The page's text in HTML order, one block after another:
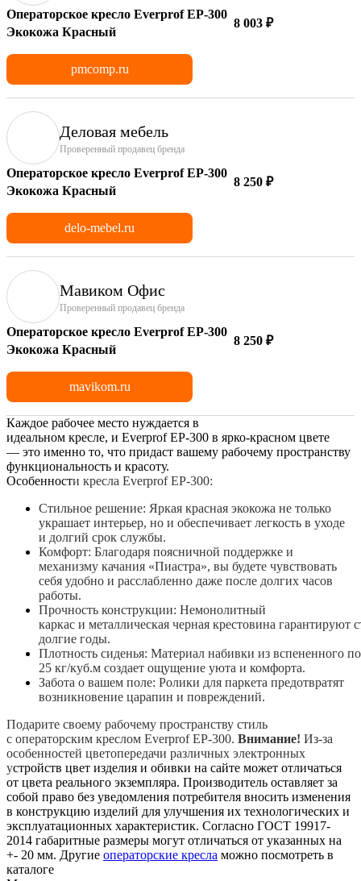
Операторское кресло Everprof EP-300
Экокожа Красный
8 003 ₽
pmcomp.ru
Деловая мебель
Проверенный продавец бренда
Операторское кресло Everprof EP-300
Экокожа Красный
8 250 ₽
delo-mebel.ru
Мавиком Офис
Проверенный продавец бренда
Операторское кресло Everprof EP-300
Экокожа Красный
8 250 ₽
mavikom.ru
Каждое рабочее место нуждается в
идеальном кресле, и Everprof EP-300 в ярко-красном цвете
— это именно то, что придаст вашему рабочему пространству
функциональность и красоту.
Особенности кресла Everprof EP-300:
Стильное решение: Яркая красная экокожа не только
украшает интерьер, но и обеспечивает легкость в уходе
и долгий срок службы.
Комфорт: Благодаря поясничной поддержке и
механизму качания «Пиастра», вы будете чувствовать
себя удобно и расслабленно даже после долгих часов
работы.
Прочность конструкции: Немонолитный
каркас и металлическая черная крестовина гарантируют
долгие годы.
Плотность сиденья: Материал набивки из вспененного
25 кг/куб.м создает ощущение уюта и комфорта.
Забота о вашем поле: Ролики для паркета предотвратят
возникновение царапин и повреждений.
Подарите своему рабочему пространству стиль
с операторским креслом Everprof EP-300. Внимание! Из-за
особенностей цветопередачи различных электронных
устройств цвет изделия и обивки на сайте может отличаться
от цвета реального экземпляра. Производитель оставляет за
собой право без уведомления потребителя вносить изменения
в конструкцию изделий для улучшения их технологических и
эксплуатационных характеристик. Согласно ГОСТ 19917-
2014 габаритные размеры могут отличаться от указанных на
+- 20 мм. Другие операторские кресла можно посмотреть в
каталоге